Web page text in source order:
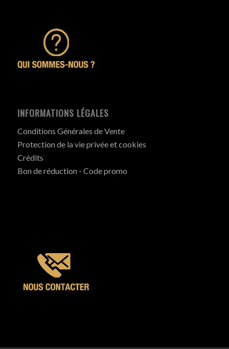
INFORMATIONS LÉGALES
Conditions Générales de Vente
Protection de la vie privée et cookies
Crédits
Bon de réduction - Code promo